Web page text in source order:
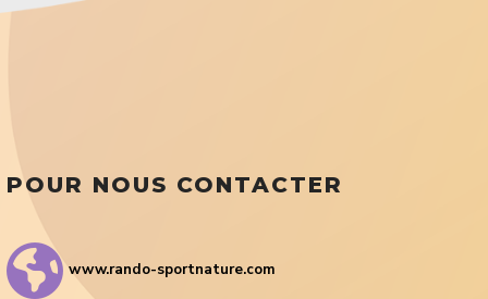
POUR NOUS CONTACTER
www.rando-sportnature.com